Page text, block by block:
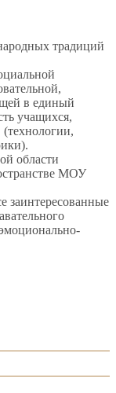
традиций
в единый
учащихся,
области
МОУ
заинтересованные